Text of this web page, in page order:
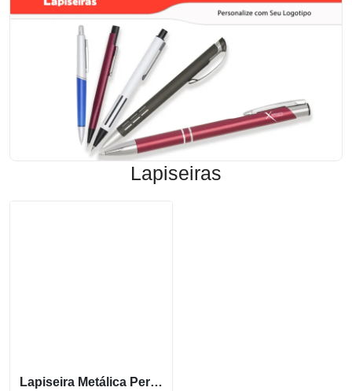
Lapiseiras
Lapiseira Metálica Personalizada